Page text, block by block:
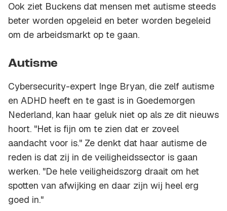
Ook ziet Buckens dat mensen met autisme steeds
beter worden opgeleid en beter worden begeleid
om de arbeidsmarkt op te gaan.
Autisme
Cybersecurity-expert Inge Bryan, die zelf autisme
en ADHD heeft en te gast is in Goedemorgen
Nederland, kan haar geluk niet op als ze dit nieuws
hoort. "Het is fijn om te zien dat er zoveel
aandacht voor is." Ze denkt dat haar autisme de
reden is dat zij in de veiligheidssector is gaan
werken. "De hele veiligheidszorg draait om het
spotten van afwijking en daar zijn wij heel erg
goed in."